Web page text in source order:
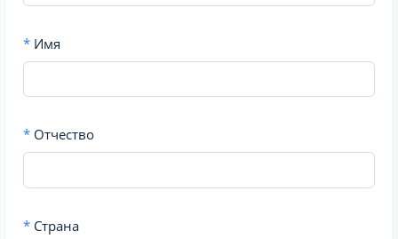
* Имя
* Отчество
* Страна